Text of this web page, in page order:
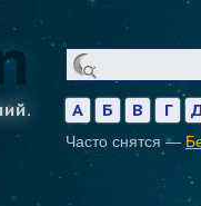
А Б В Г
Часто снятся —